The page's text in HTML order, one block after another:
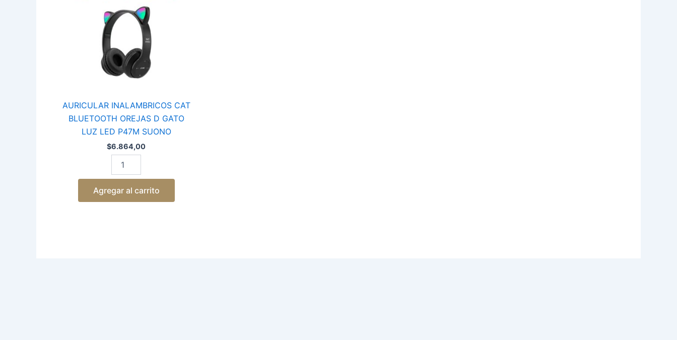
AURICULAR INALAMBRICOS CAT
BLUETOOTH OREJAS D GATO
LUZ LED P47M SUONO
$6.864,00
D
GATO
LUZ
LED
P47M
SUONO
cantidad
Agregar al carrito